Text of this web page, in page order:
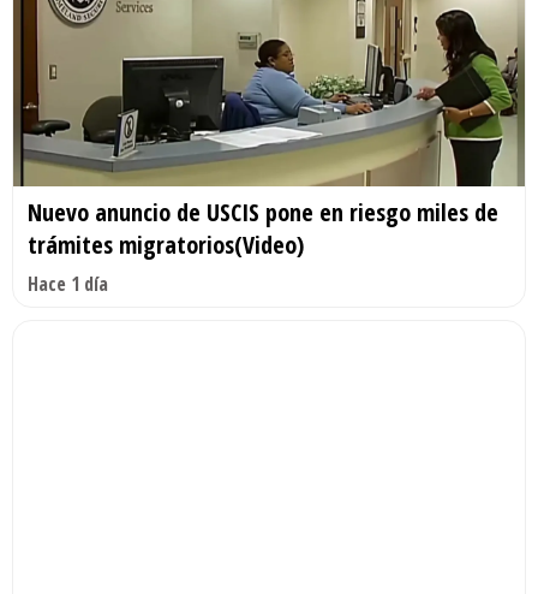
Nuevo anuncio de USCIS pone en riesgo miles de
trámites migratorios(Video)
Hace 1 día